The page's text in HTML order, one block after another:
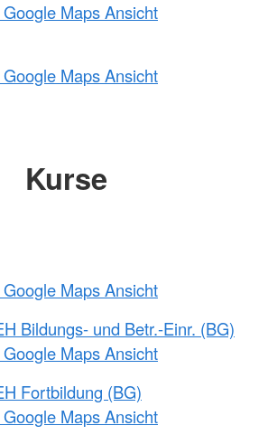
Maps Ansicht
Maps Ansicht
Kurse
Maps Ansicht
Bildungs- und Betr.-Einr. (BG)
Maps Ansicht
Fortbildung (BG)
Maps Ansicht